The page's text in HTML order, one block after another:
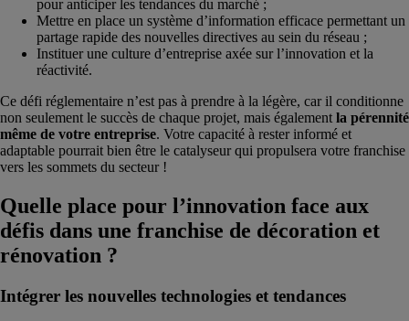
pour anticiper les tendances du marché ;
Mettre en place un système d’information efficace permettant un
partage rapide des nouvelles directives au sein du réseau ;
Instituer une culture d’entreprise axée sur l’innovation et la
réactivité.
Ce défi réglementaire n’est pas à prendre à la légère, car il conditionne
non seulement le succès de chaque projet, mais également la pérennité
même de votre entreprise. Votre capacité à rester informé et
adaptable pourrait bien être le catalyseur qui propulsera votre franchise
vers les sommets du secteur !
Quelle place pour l’innovation face aux
défis dans une franchise de décoration et
rénovation ?
Intégrer les nouvelles technologies et tendances